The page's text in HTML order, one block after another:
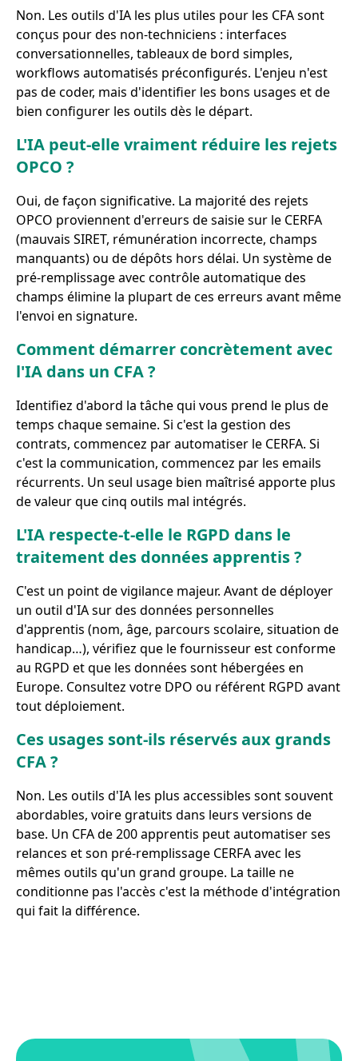
Non. Les outils d'IA les plus utiles pour les CFA sont
conçus pour des non-techniciens : interfaces
conversationnelles, tableaux de bord simples,
workflows automatisés préconfigurés. L'enjeu n'est
pas de coder, mais d'identifier les bons usages et de
bien configurer les outils dès le départ.
L'IA peut-elle vraiment réduire les rejets
OPCO ?
Oui, de façon significative. La majorité des rejets
OPCO proviennent d'erreurs de saisie sur le CERFA
(mauvais SIRET, rémunération incorrecte, champs
manquants) ou de dépôts hors délai. Un système de
pré-remplissage avec contrôle automatique des
champs élimine la plupart de ces erreurs avant même
l'envoi en signature.
Comment démarrer concrètement avec
l'IA dans un CFA ?
Identifiez d'abord la tâche qui vous prend le plus de
temps chaque semaine. Si c'est la gestion des
contrats, commencez par automatiser le CERFA. Si
c'est la communication, commencez par les emails
récurrents. Un seul usage bien maîtrisé apporte plus
de valeur que cinq outils mal intégrés.
L'IA respecte-t-elle le RGPD dans le
traitement des données apprentis ?
C'est un point de vigilance majeur. Avant de déployer
un outil d'IA sur des données personnelles
d'apprentis (nom, âge, parcours scolaire, situation de
handicap…), vérifiez que le fournisseur est conforme
au RGPD et que les données sont hébergées en
Europe. Consultez votre DPO ou référent RGPD avant
tout déploiement.
Ces usages sont-ils réservés aux grands
CFA ?
Non. Les outils d'IA les plus accessibles sont souvent
abordables, voire gratuits dans leurs versions de
base. Un CFA de 200 apprentis peut automatiser ses
relances et son pré-remplissage CERFA avec les
mêmes outils qu'un grand groupe. La taille ne
conditionne pas l'accès c'est la méthode d'intégration
qui fait la différence.